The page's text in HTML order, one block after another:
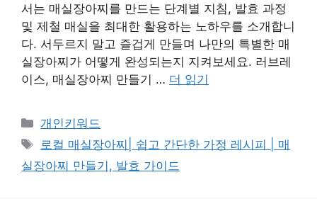
서는 매실장아찌를 만드는 단계별 지침, 발효 과정
및 제철 매실을 최대한 활용하는 노하우를 소개합니
다. 서두르지 말고 즐겁게 만들며 나만의 특별한 매
실장아찌가 어떻게 완성되는지 지켜보세요. 러브레
이스, 매실장아찌 만들기 … 더 읽기
카
테
리
개인키워드
태
그
로컬 매실장아찌| 쉽고 간단한 가정 레시피 | 매
실장아찌 만들기, 발효 가이드